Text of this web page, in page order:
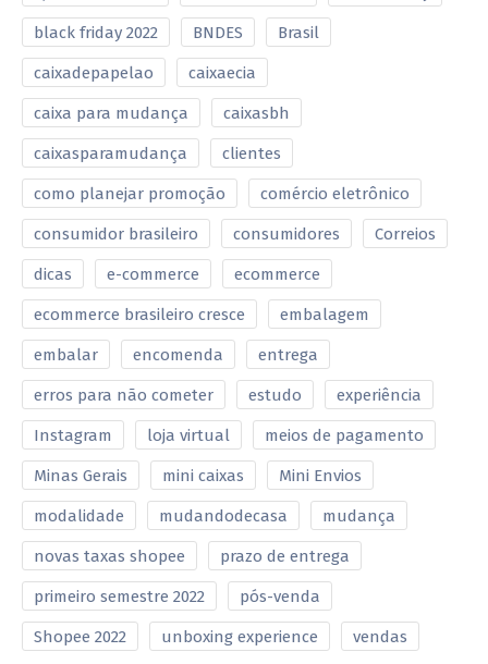
black friday 2022 BNDES Brasil
caixadepapelao caixaecia
caixa para mudança caixasbh
caixasparamudança clientes
como planejar promoção comércio eletrônico
consumidor brasileiro consumidores Correios
dicas e-commerce ecommerce
ecommerce brasileiro cresce embalagem
embalar encomenda entrega
erros para não cometer estudo experiência
Instagram loja virtual meios de pagamento
Minas Gerais mini caixas Mini Envios
modalidade mudandodecasa mudança
novas taxas shopee prazo de entrega
primeiro semestre 2022 pós-venda
Shopee 2022 unboxing experience vendas